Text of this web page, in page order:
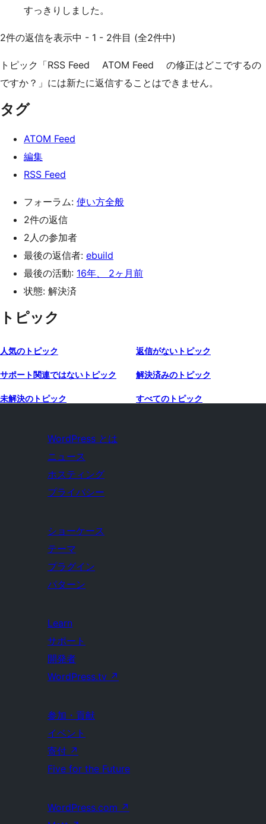
すっきりしました。
2件の返信を表示中 - 1 - 2件目 (全2件中)
トピック「RSS Feed ATOM Feed の修正はどこでするの
ですか？」には新たに返信することはできません。
タグ
ATOM Feed
編集
RSS Feed
フォーラム: 使い方全般
2件の返信
2人の参加者
最後の返信者: ebuild
最後の活動: 16年、 2ヶ月前
状態: 解決済
トピック
人気のトピック 返信がないトピック
サポート関連ではないトピック 解決済みのトピック
未解決のトピック すべてのトピック
WordPress とは
ニュース
ホスティング
プライバシー
ショーケース
テーマ
プラグイン
パターン
Learn
サポート
開発者
WordPress.tv ↗
参加・貢献
イベント
寄付 ↗
Five for the Future
WordPress.com ↗